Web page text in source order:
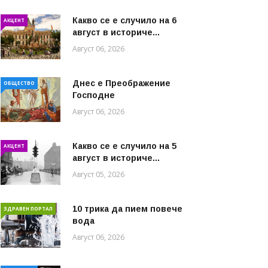
АКЦЕНТ
Какво се е случило на 6
август в историче...
Август 06, 2026
ОБЩЕСТВО
Днес е Преображение
Господне
Август 06, 2026
АКЦЕНТ
Какво се е случило на 5
август в историче...
Август 05, 2026
ЗДРАВЕН ПОРТАЛ
10 трика да пием повече
вода
Август 06, 2026